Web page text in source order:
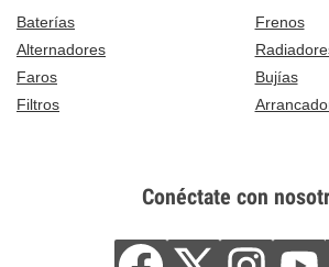
Baterías
Frenos
Alternadores
Faros
Bujías
Filtros
Conéctate con